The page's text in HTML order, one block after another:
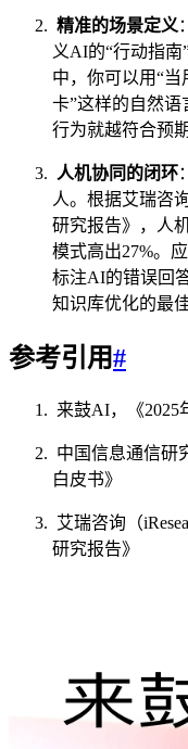
精准的场景定义
义AI的“行动指
中，你可以用“
卡”这样的自然
行为就越符合预期
人机协同的闭环
人。根据艾瑞咨
研究报告》，人
模式高出27%。
标注AI的错误回
知识库优化的最
参考引用#
来鼓AI，《2025
中国信息通信研
白皮书》
艾瑞咨询（
研究报告》